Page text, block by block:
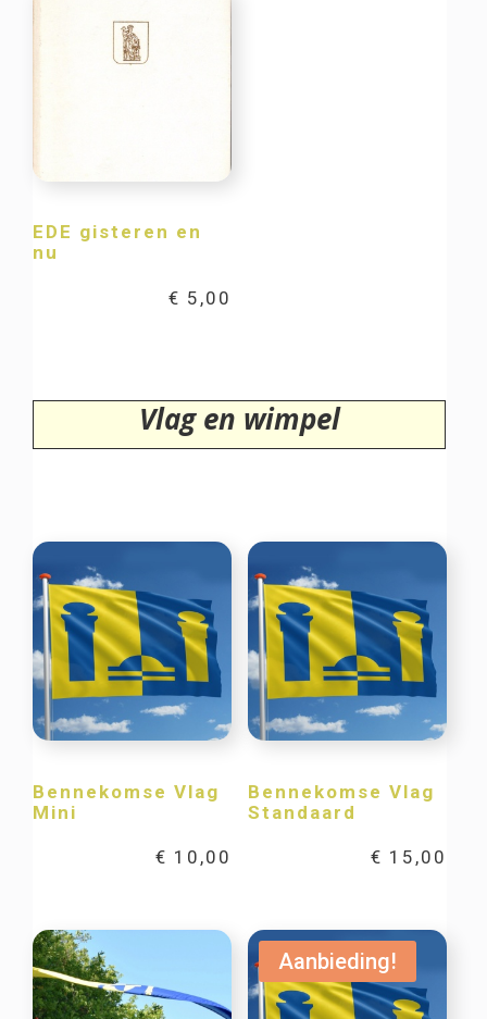
EDE gisteren en
nu
€ 5,00
Vlag en wimpel
Bennekomse Vlag
Mini
€ 10,00
Bennekomse Vlag
Standaard
€ 15,00
Aanbieding!